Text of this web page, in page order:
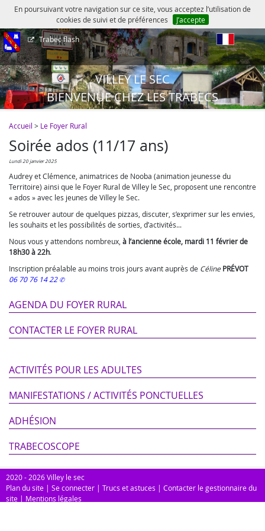
En poursuivant votre navigation sur ce site, vous acceptez l’utilisation de
cookies de suivi et de préférences
J’accepte
Trabec flash
VILLEY LE SEC
BIENVENUE CHEZ LES TRABECS
Accueil > Le Foyer Rural
Soirée ados (11/17 ans)
lundi 20 janvier 2025
Audrey et Clémence, animatrices de Nooba (animation jeunesse du
Territoire) ainsi que le Foyer Rural de Villey le Sec, proposent une rencontre
« ados » avec les jeunes de Villey le Sec.
Se retrouver autour de quelques pizzas, discuter, s’exprimer sur les envies,
les souhaits et les possibilités de sorties, d’activités...
Nous vous y attendons nombreux, à l’ancienne école, mardi 11 février de
18h30 à 22h.
Inscription préalable au moins trois jours avant auprès de Céline PRÉVOT
06 70 76 14 22
AGENDA DU FOYER RURAL
CONTACTER LE FOYER RURAL
ACTIVITÉS POUR LES ADULTES
MANIFESTATIONS / ACTIVITÉS PONCTUELLES
ADHÉSION
TRABECOSCOPE
2020 - 2026 Villey le sec
Plan du site | Se connecter | Trucs et astuces | Contacter le gestionnaire du
site | Mentions légales